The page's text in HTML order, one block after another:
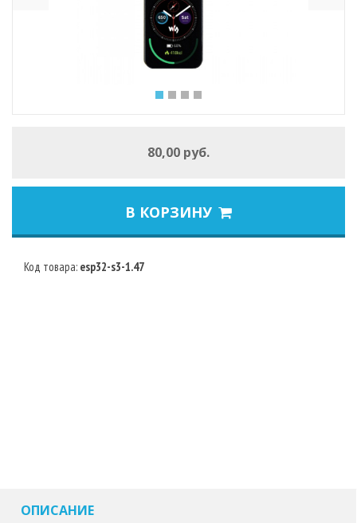
80,00 руб.
В КОРЗИНУ
Код товара: esp32-s3-1.47
ОПИСАНИЕ